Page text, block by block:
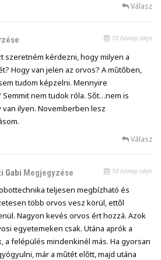
Válasz
10 hónap ideje
szeretném kérdezni, hogy milyen a
Hogy van jelen az orvos? A műtőben,
tudom képzelni. Mennyire
nem tudok róla. Sőt…nem is
van ilyen. Novemberben lesz
Válasz
Gabi Megjegyzése 10 hónap ideje
teljesen megbízható és
több orvos vesz körül, ettől
Nagyon kevés orvos ért hozzá. Azok
egyetemeken csak. Utána aprók a
a felépülés mindenkinél más. Ha gyorsan
már a műtét előtt, majd utána